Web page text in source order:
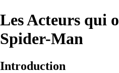
Les Acteurs qui
Spider-Man
Introduction